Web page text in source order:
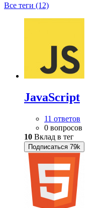
Все теги (12)
JavaScript
11 ответов
0 вопросов
10 Вклад в тег
Подписаться 79k